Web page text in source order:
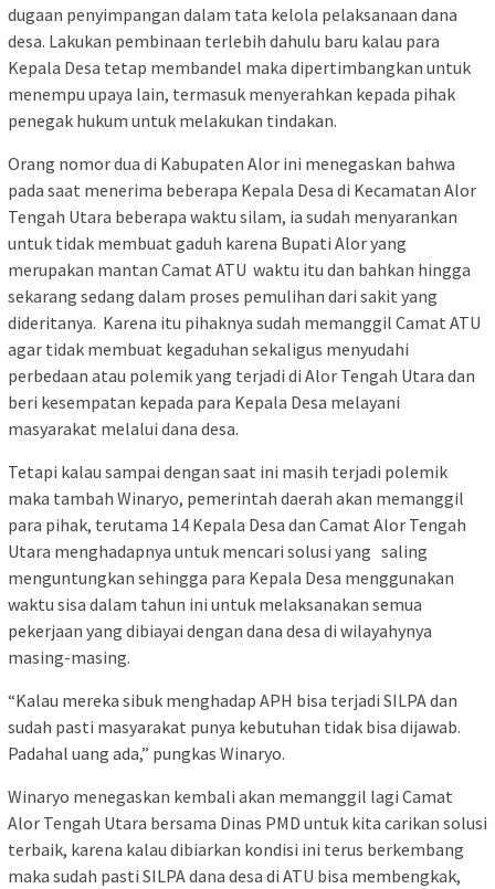
dugaan penyimpangan dalam tata kelola pelaksanaan dana
desa. Lakukan pembinaan terlebih dahulu baru kalau para
Kepala Desa tetap membandel maka dipertimbangkan untuk
menempu upaya lain, termasuk menyerahkan kepada pihak
penegak hukum untuk melakukan tindakan.
Orang nomor dua di Kabupaten Alor ini menegaskan bahwa
pada saat menerima beberapa Kepala Desa di Kecamatan Alor
Tengah Utara beberapa waktu silam, ia sudah menyarankan
untuk tidak membuat gaduh karena Bupati Alor yang
merupakan mantan Camat ATU waktu itu dan bahkan hingga
sekarang sedang dalam proses pemulihan dari sakit yang
dideritanya. Karena itu pihaknya sudah memanggil Camat ATU
agar tidak membuat kegaduhan sekaligus menyudahi
perbedaan atau polemik yang terjadi di Alor Tengah Utara dan
beri kesempatan kepada para Kepala Desa melayani
masyarakat melalui dana desa.
Tetapi kalau sampai dengan saat ini masih terjadi polemik
maka tambah Winaryo, pemerintah daerah akan memanggil
para pihak, terutama 14 Kepala Desa dan Camat Alor Tengah
Utara menghadapnya untuk mencari solusi yang saling
menguntungkan sehingga para Kepala Desa menggunakan
waktu sisa dalam tahun ini untuk melaksanakan semua
pekerjaan yang dibiayai dengan dana desa di wilayahynya
masing-masing.
“Kalau mereka sibuk menghadap APH bisa terjadi SILPA dan
sudah pasti masyarakat punya kebutuhan tidak bisa dijawab.
Padahal uang ada,” pungkas Winaryo.
Winaryo menegaskan kembali akan memanggil lagi Camat
Alor Tengah Utara bersama Dinas PMD untuk kita carikan solusi
terbaik, karena kalau dibiarkan kondisi ini terus berkembang
maka sudah pasti SILPA dana desa di ATU bisa membengkak,